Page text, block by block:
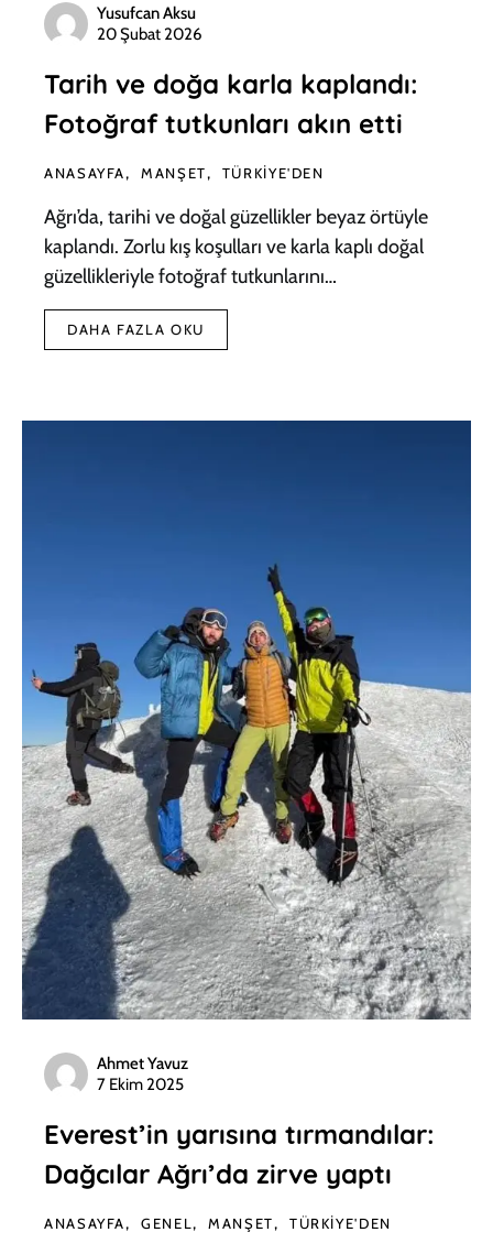
Yusufcan Aksu
20 Şubat 2026
Tarih ve doğa karla kaplandı:
Fotoğraf tutkunları akın etti
ANASAYFA MANŞET TÜRKIYE'DEN
Ağrı’da, tarihi ve doğal güzellikler beyaz örtüyle
kaplandı. Zorlu kış koşulları ve karla kaplı doğal
güzellikleriyle fotoğraf tutkunlarını…
DAHA FAZLA OKU
Ahmet Yavuz
7 Ekim 2025
Everest’in yarısına tırmandılar:
Dağcılar Ağrı’da zirve yaptı
ANASAYFA GENEL MANŞET TÜRKIYE'DEN